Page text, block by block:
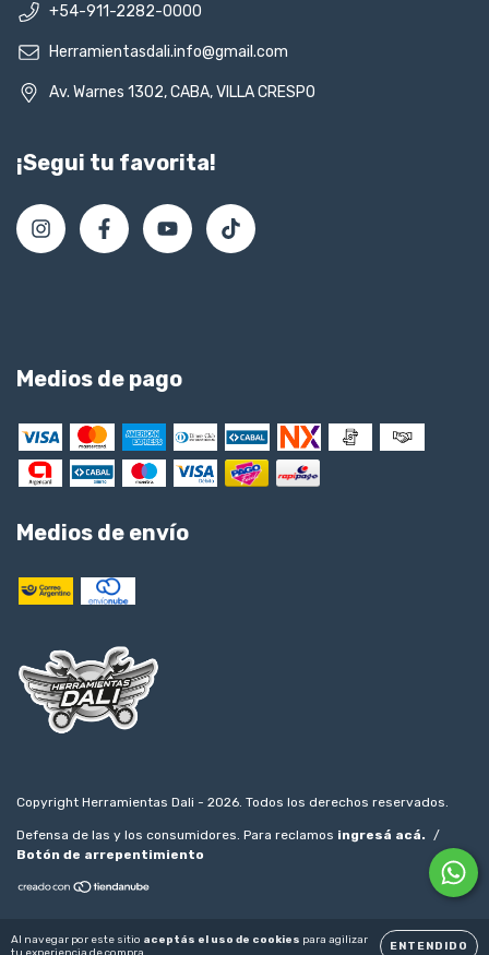
Al navegar por este sitio aceptás el uso de cookies para agilizar
ENTENDIDO
+54-911-2282-0000
Herramientasdali.info@gmail.com
Av. Warnes 1302, CABA, VILLA CRESPO
¡Segui tu favorita!
Medios de pago
Medios de envío
Copyright Herramientas Dali - 2026. Todos los derechos reservados.
Defensa de las y los consumidores. Para reclamos ingresá acá.
/
Botón de arrepentimiento